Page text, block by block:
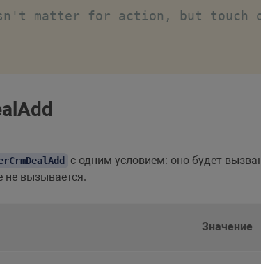
matter for action, but touch
с одним условием: оно будет
не вызывается.
Значение